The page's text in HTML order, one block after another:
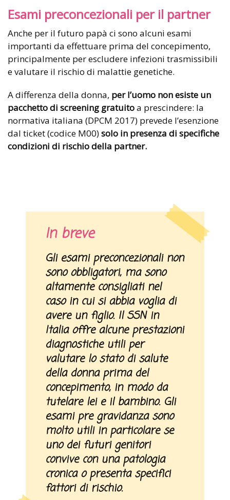
Esami preconcezionali per il partner
Anche per il futuro papà ci sono alcuni esami
importanti da effettuare prima del concepimento,
principalmente per escludere infezioni trasmissibili
e valutare il rischio di malattie genetiche.
A differenza della donna, per l’uomo non esiste un
pacchetto di screening gratuitoa prescindere: la
normativa italiana (DPCM 2017) prevede l’esenzione
dal ticket (codice M00)solo in presenza di specifiche
condizioni di rischio della partner.
In breve
Gli esami preconcezionali non
sono obbligatori, ma sono
altamente consigliati nel
caso in cui si abbia voglia di
avere un figlio. Il SSN in
Italia offre alcune prestazioni
diagnostiche utili per
valutare lo stato di salute
della donna prima del
concepimento, in modo da
tutelare lei e il bambino. Gli
esami pre gravidanza sono
molto utili in particolare se
uno dei futuri genitori
convive con una patologia
cronica o presenta specifici
fattori di rischio.